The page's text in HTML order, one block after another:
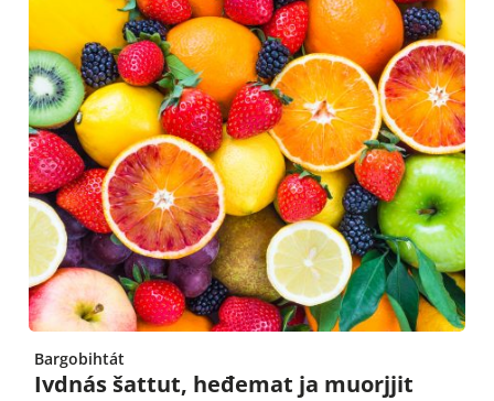
Bargobihtát
Ivdnás šattut, heđemat ja muorjjit